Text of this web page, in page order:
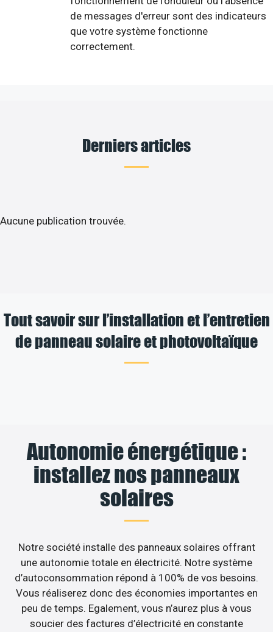
de messages d'erreur sont des indicateurs
que votre système fonctionne
correctement.
Derniers articles
Aucune publication trouvée.
Tout savoir sur l’installation et l’entretien
de panneau solaire et photovoltaïque
Autonomie énergétique :
installez nos panneaux
solaires
Notre société installe des panneaux solaires offrant
une autonomie totale en électricité. Notre système
d’autoconsommation répond à 100% de vos besoins.
Vous réaliserez donc des économies importantes en
peu de temps. Egalement, vous n’aurez plus à vous
soucier des factures d’électricité en constante